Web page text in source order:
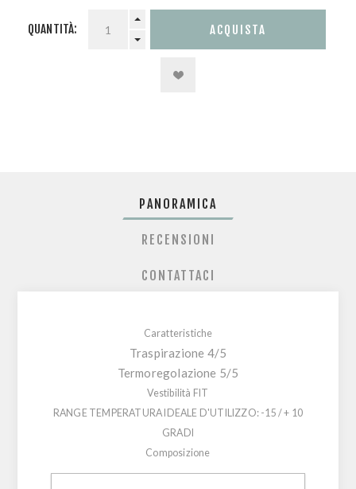
QUANTITÀ:
PANORAMICA
RECENSIONI
CONTATTACI
Caratteristiche
Traspirazione 4/5
Termoregolazione 5/5
Vestibilità FIT
RANGE TEMPERATURA IDEALE D'UTILIZZO: -15 / + 10
GRADI
Composizione